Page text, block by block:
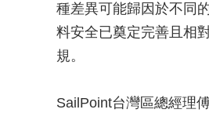
種差異可能歸因於不同
料安全已奠定完善且相
規。
SailPoint台灣區總經理